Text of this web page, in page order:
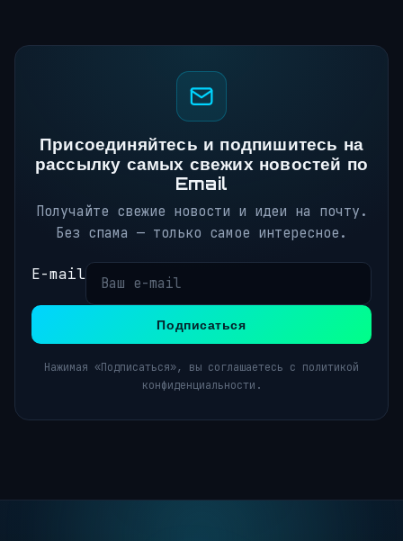
Присоединяйтесь и подпишитесь на
рассылку самых свежих новостей по
Email
Получайте свежие новости и идеи на почту.
Без спама — только самое интересное.
E-mail
Подписаться
Нажимая «Подписаться», вы соглашаетесь с политикой
конфиденциальности.